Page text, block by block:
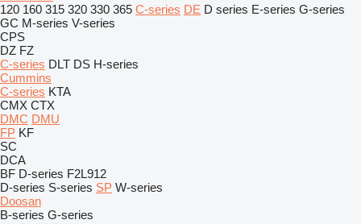
120 160 315 320 330 365 C-series DE D series E-series G-series
GC M-series V-series
CPS
DZ FZ
C-series DLT DS H-series
Cummins
C-series KTA
CMX CTX
DMC DMU
FP KF
SC
DCA
BF D-series F2L912
D-series S-series SP W-series
Doosan
B-series G-series